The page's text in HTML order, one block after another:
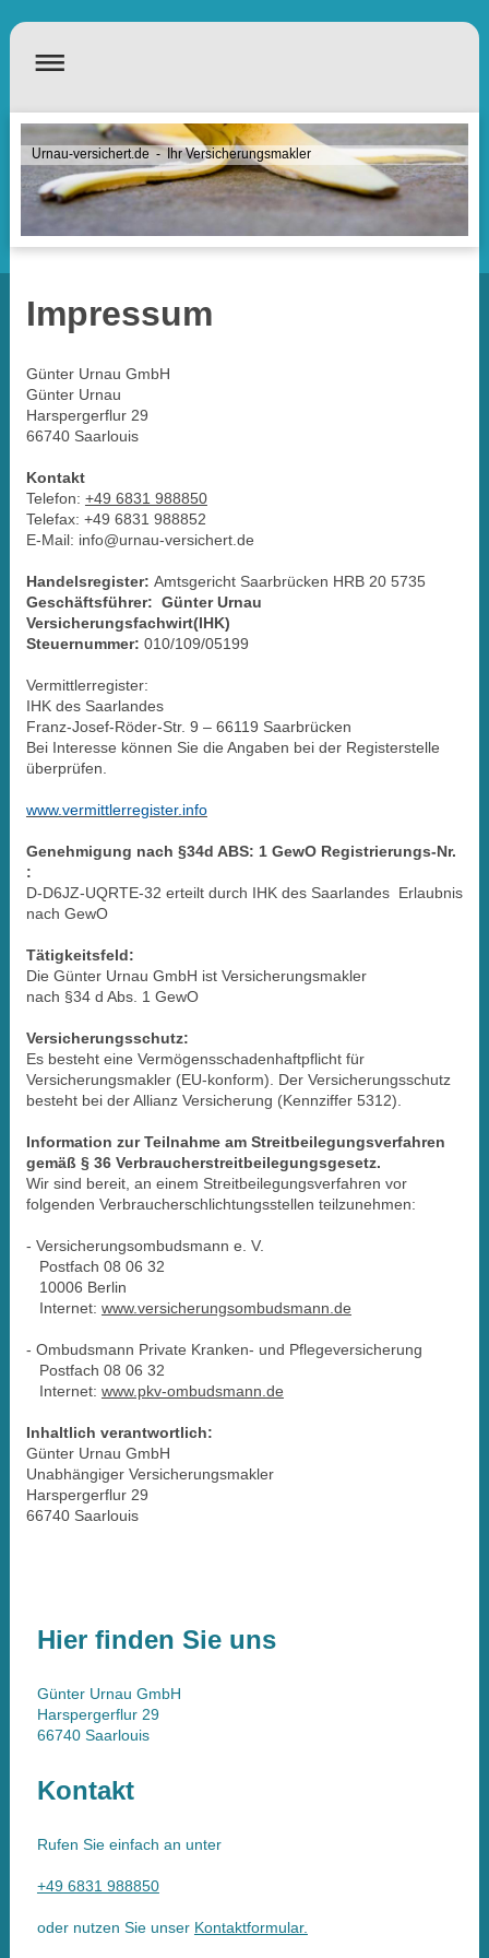
Urnau-versichert.de - Ihr Versicherungsmakler
Impressum
Günter Urnau GmbH
Günter Urnau
Harspergerflur 29
66740 Saarlouis
Kontakt
Telefon: +49 6831 988850
Telefax: +49 6831 988852
E-Mail: info@urnau-versichert.de
Handelsregister: Amtsgericht Saarbrücken HRB 20 5735
Geschäftsführer: Günter Urnau
Versicherungsfachwirt(IHK)
Steuernummer: 010/109/05199
Vermittlerregister:
IHK des Saarlandes
Franz-Josef-Röder-Str. 9 – 66119 Saarbrücken
Bei Interesse können Sie die Angaben bei der Registerstelle
überprüfen.
www.vermittlerregister.info
Genehmigung nach §34d ABS: 1 GewO Registrierungs-Nr.
:
D-D6JZ-UQRTE-32 erteilt durch IHK des Saarlandes Erlaubnis
nach GewO
Tätigkeitsfeld:
Die Günter Urnau GmbH ist Versicherungsmakler
nach §34 d Abs. 1 GewO
Versicherungsschutz:
Es besteht eine Vermögensschadenhaftpflicht für
Versicherungsmakler (EU-konform). Der Versicherungsschutz
besteht bei der Allianz Versicherung (Kennziffer 5312).
Information zur Teilnahme am Streitbeilegungsverfahren
gemäß § 36 Verbraucherstreitbeilegungsgesetz.
Wir sind bereit, an einem Streitbeilegungsverfahren vor
folgenden Verbraucherschlichtungsstellen teilzunehmen:
- Versicherungsombudsmann e. V.
Postfach 08 06 32
10006 Berlin
Internet: www.versicherungsombudsmann.de
- Ombudsmann Private Kranken- und Pflegeversicherung
Postfach 08 06 32
Internet: www.pkv-ombudsmann.de
Inhaltlich verantwortlich:
Günter Urnau GmbH
Unabhängiger Versicherungsmakler
Harspergerflur 29
66740 Saarlouis
Hier finden Sie uns
Günter Urnau GmbH
Harspergerflur 29
66740 Saarlouis
Kontakt
Rufen Sie einfach an unter
+49 6831 988850
oder nutzen Sie unser Kontaktformular.